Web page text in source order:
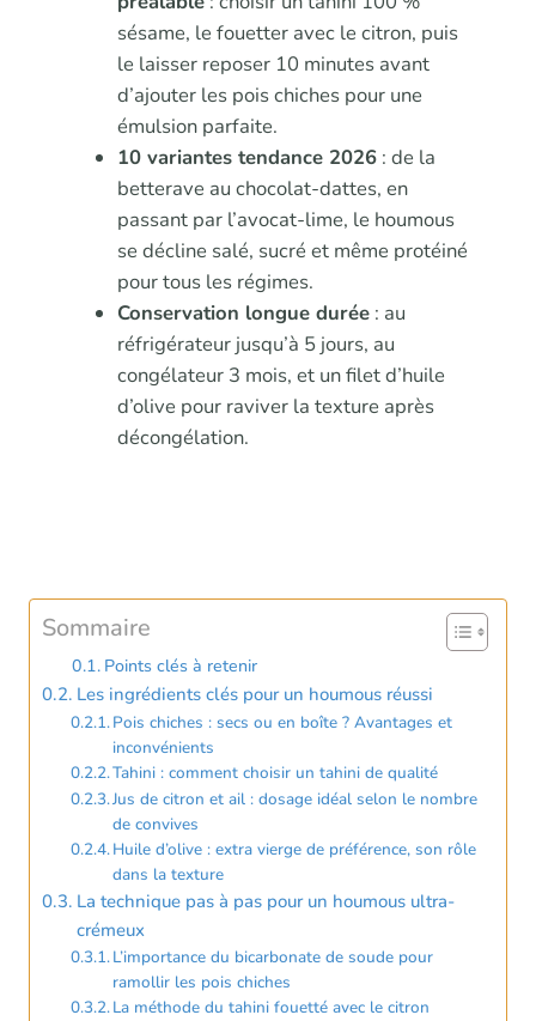
sésame, le fouetter avec le citron, puis
le laisser reposer 10 minutes avant
d’ajouter les pois chiches pour une
émulsion parfaite.
10 variantes tendance 2026: de la
betterave au chocolat-dattes, en
passant par l’avocat-lime, le houmous
se décline salé, sucré et même protéiné
pour tous les régimes.
Conservation longue durée: au
réfrigérateur jusqu’à 5 jours, au
congélateur 3 mois, et un filet d’huile
d’olive pour raviver la texture après
décongélation.
Sommaire
Points clés à retenir
Les ingrédients clés pour un houmous réussi
Pois chiches : secs ou en boîte ? Avantages et
inconvénients
Tahini : comment choisir un tahini de qualité
Jus de citron et ail : dosage idéal selon le nombre
de convives
Huile d’olive : extra vierge de préférence, son rôle
dans la texture
La technique pas à pas pour un houmous ultra-
crémeux
L’importance du bicarbonate de soude pour
ramollir les pois chiches
La méthode du tahini fouetté avec le citron